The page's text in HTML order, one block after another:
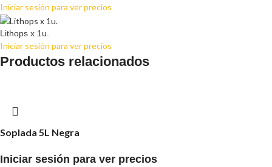
Iniciar sesión para ver precios
Lithops x 1u.
Iniciar sesión para ver precios
Productos relacionados
Soplada 5L Negra
Iniciar sesión para ver precios